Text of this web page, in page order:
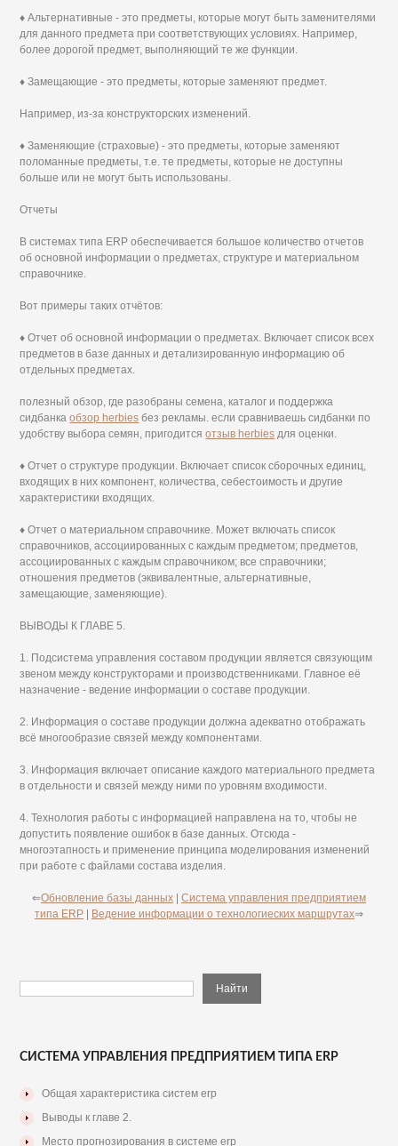
♦ Альтернативные - это предметы, которые могут быть заменителями
для данного предмета при соответствующих условиях. Например,
более дорогой предмет, выполняющий те же функции.
♦ Замещающие - это предметы, которые заменяют предмет.
Например, из-за конструкторских изменений.
♦ Заменяющие (страховые) - это предметы, которые заменяют
поломанные предметы, т.е. те предметы, которые не доступны
больше или не могут быть использованы.
Отчеты
В системах типа ERP обеспечивается большое количество отчетов
об основной информации о предметах, структуре и материальном
справочнике.
Вот примеры таких отчётов:
♦ Отчет об основной информации о предметах. Включает список всех
предметов в базе данных и детализированную информацию об
отдельных предметах.
полезный обзор, где разобраны семена, каталог и поддержка
сидбанкаобзор herbies без рекламы. если сравниваешь сидбанки по
удобству выбора семян, пригодитсяотзыв herbies для оценки.
♦ Отчет о структуре продукции. Включает список сборочных единиц,
входящих в них компонент, количества, себестоимость и другие
характеристики входящих.
♦ Отчет о материальном справочнике. Может включать список
справочников, ассоциированных с каждым предметом; предметов,
ассоциированных с каждым справочником; все справочники;
отношения предметов (эквивалентные, альтернативные,
замещающие, заменяющие).
ВЫВОДЫ К ГЛАВЕ 5.
1. Подсистема управления составом продукции является связующим
звеном между конструкторами и производственниками. Главное её
назначение - ведение информации о составе продукции.
2. Информация о составе продукции должна адекватно отображать
всё многообразие связей между компонентами.
3. Информация включает описание каждого материального предмета
в отдельности и связей между ними по уровням входимости.
4. Технология работы с информацией направлена на то, чтобы не
допустить появление ошибок в базе данных. Отсюда -
многоэтапность и применение принципа моделирования изменений
при работе с файлами состава изделия.
⇐Обновление базы данных
Система управления предприятием
типа ERP
Ведение информации о технологиеских маршрутах⇒
СИСТЕМА УПРАВЛЕНИЯ ПРЕДПРИЯТИЕМ ТИПА ERP
Общая характеристика систем erp
Выводы к главе 2.
Место прогнозирования в системе erp